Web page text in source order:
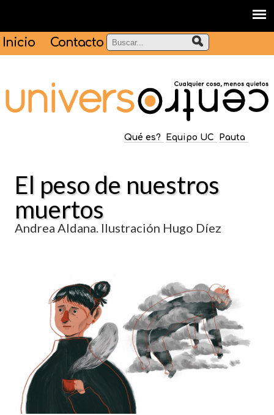
Inicio Contacto
Qué es? Equipo UC Pauta
El peso de nuestros
muertos
Andrea Aldana. Ilustración Hugo Díez